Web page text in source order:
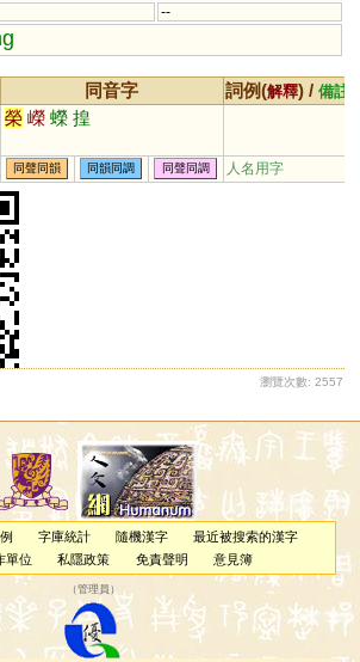
--
同音字 詞例(解釋) / 備註
榮 嶸 蠑 揘
同聲同韻 同韻同調 同聲同調 人名用字
瀏覽次數: 2557
字庫統計 隨機漢字
最近被搜索的漢字
單位 私隱政策 免責聲明 意見簿
（管理員 ）